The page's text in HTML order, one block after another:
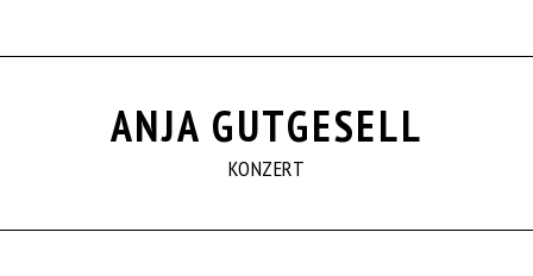
ANJA GUTGESELL
KONZERT